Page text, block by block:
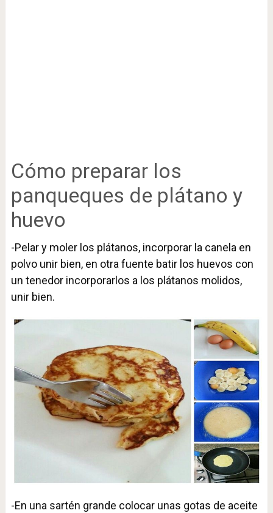
Cómo preparar los
panqueques de plátano y
huevo
-Pelar y moler los plátanos, incorporar la canela en
polvo unir bien, en otra fuente batir los huevos con
un tenedor incorporarlos a los plátanos molidos,
unir bien.
-En una sartén grande colocar unas gotas de aceite